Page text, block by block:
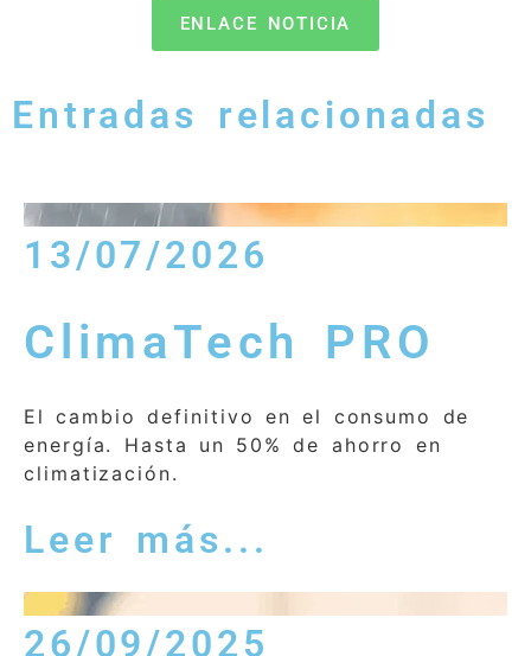
ENLACE NOTICIA
Entradas relacionadas
13/07/2026
ClimaTech PRO
El cambio definitivo en el consumo de
energía. Hasta un 50% de ahorro en
climatización.
Leer más...
26/09/2025